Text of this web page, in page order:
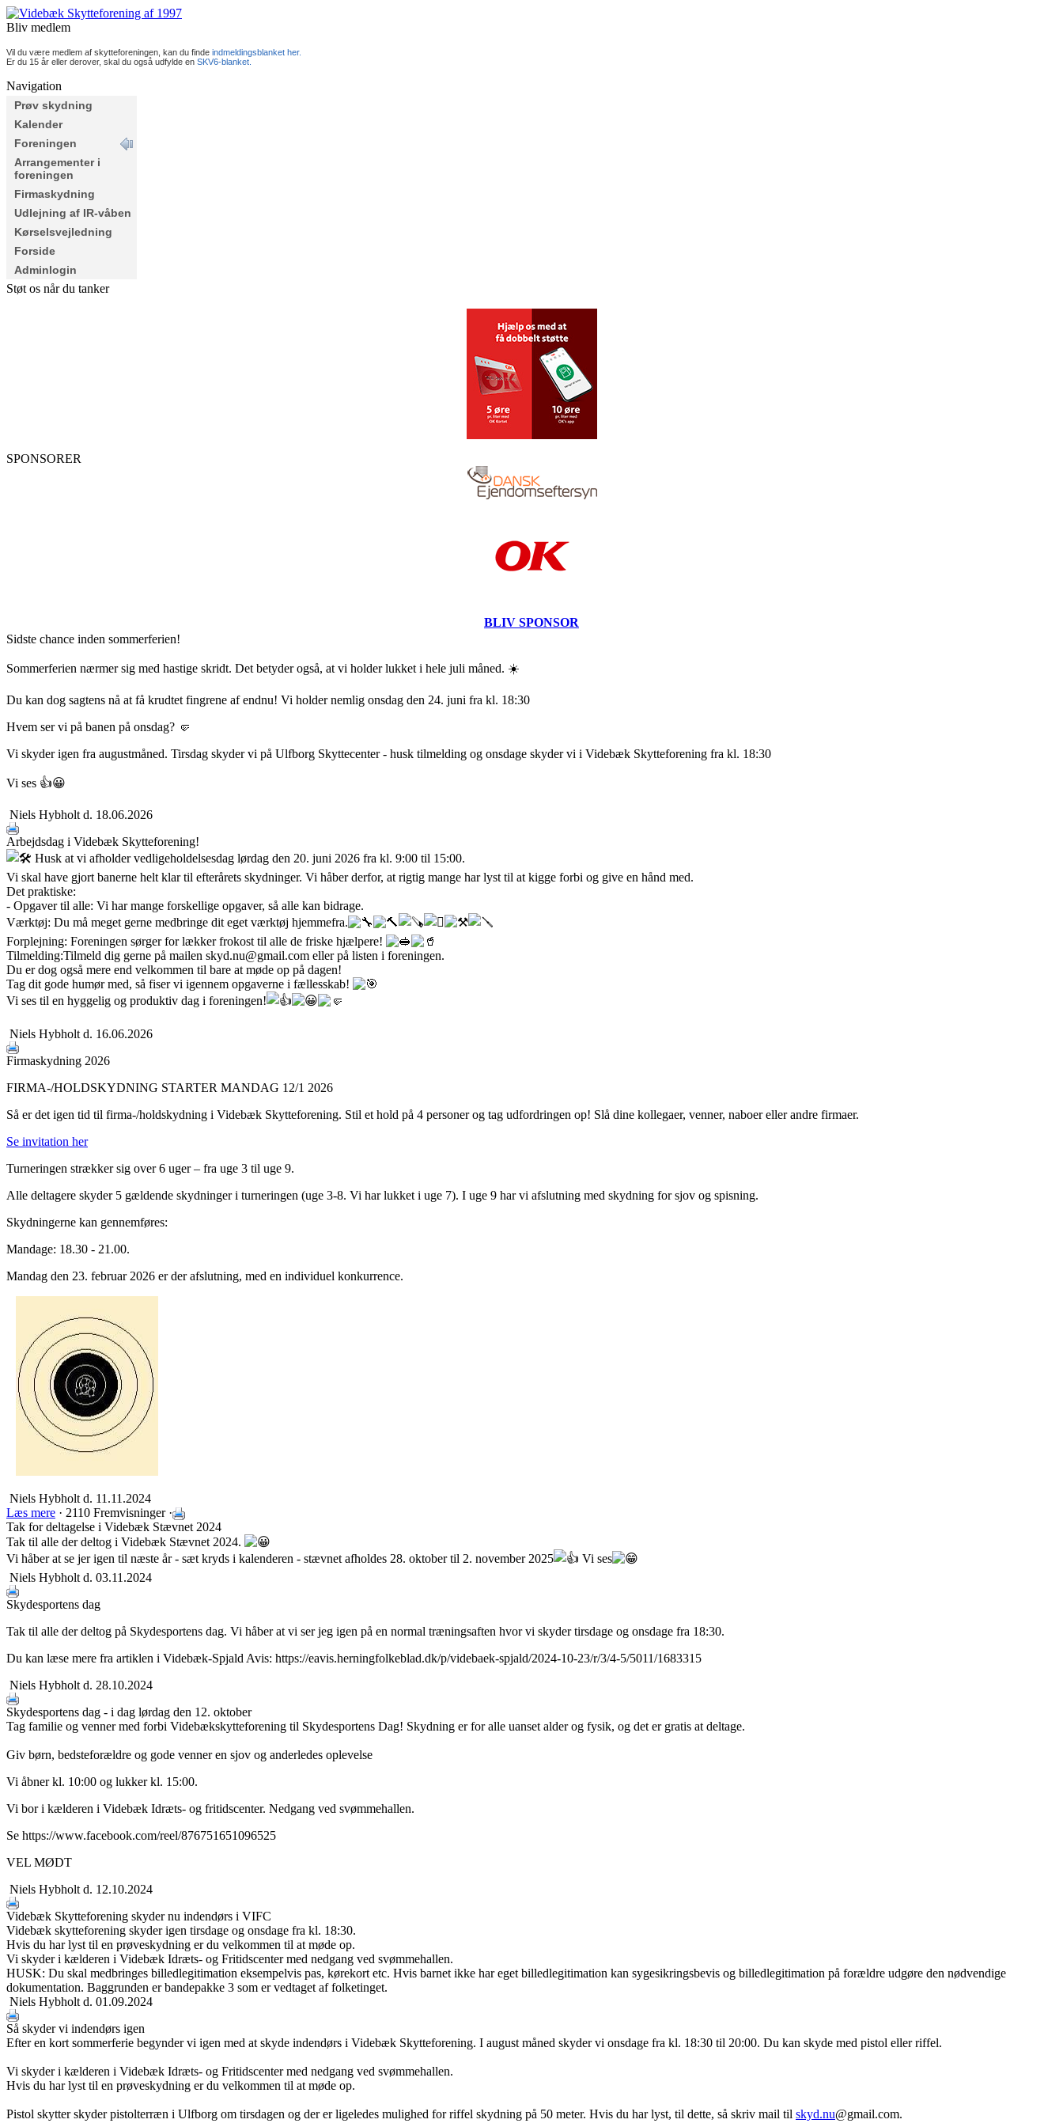
Bliv medlem
Vil du være medlem af skytteforeningen, kan du finde indmeldingsblanket her.
Er du 15 år eller derover, skal du også udfylde en SKV6-blanket.
Navigation
Prøv skydning
Kalender
Foreningen
Arrangementer i
foreningen
Firmaskydning
Udlejning af IR-våben
Kørselsvejledning
Forside
Adminlogin
Støt os når du tanker
SPONSORER
BLIV SPONSOR
Sidste chance inden sommerferien!
Sommerferien nærmer sig med hastige skridt. Det betyder også, at vi holder lukket i hele juli måned. ☀️
Du kan dog sagtens nå at få krudtet fingrene af endnu! Vi holder nemlig onsdag den 24. juni fra kl. 18:30
Hvem ser vi på banen på onsdag? 🤛
Vi skyder igen fra augustmåned. Tirsdag skyder vi på Ulfborg Skyttecenter - husk tilmelding og onsdage skyder vi i Videbæk Skytteforening fra kl. 18:30
Vi ses 👍😀
Niels Hybholt d. 18.06.2026
Arbejdsdag i Videbæk Skytteforening!
Husk at vi afholder vedligeholdelsesdag lørdag den 20. juni 2026 fra kl. 9:00 til 15:00.
Vi skal have gjort banerne helt klar til efterårets skydninger. Vi håber derfor, at rigtig mange har lyst til at kigge forbi og give en hånd med.
Det praktiske:
- Opgaver til alle: Vi har mange forskellige opgaver, så alle kan bidrage.
Værktøj: Du må meget gerne medbringe dit eget værktøj hjemmefra.
Forplejning: Foreningen sørger for lækker frokost til alle de friske hjælpere!
Tilmelding:Tilmeld dig gerne på mailen skyd.nu@gmail.com eller på listen i foreningen.
Du er dog også mere end velkommen til bare at møde op på dagen!
Tag dit gode humør med, så fiser vi igennem opgaverne i fællesskab!
Vi ses til en hyggelig og produktiv dag i foreningen!
Niels Hybholt d. 16.06.2026
Firmaskydning 2026
FIRMA-/HOLDSKYDNING STARTER MANDAG 12/1 2026
Så er det igen tid til firma-/holdskydning i Videbæk Skytteforening. Stil et hold på 4 personer og tag udfordringen op! Slå dine kollegaer, venner, naboer eller andre firmaer.
Se invitation her
Turneringen strækker sig over 6 uger – fra uge 3 til uge 9.
Alle deltagere skyder 5 gældende skydninger i turneringen (uge 3-8. Vi har lukket i uge 7). I uge 9 har vi afslutning med skydning for sjov og spisning.
Skydningerne kan gennemføres:
Mandage: 18.30 - 21.00.
Mandag den 23. februar2026 er der afslutning, med en individuel konkurrence.
Niels Hybholt d. 11.11.2024
Læs mere · 2110 Fremvisninger ·
Tak for deltagelse i Videbæk Stævnet 2024
Tak til alle der deltog i Videbæk Stævnet 2024.
Vi håber at se jer igen til næste år - sæt kryds i kalenderen - stævnet afholdes 28. oktober til 2. november 2025
Vi ses
Niels Hybholt d. 03.11.2024
Skydesportens dag
Tak til alle der deltog på Skydesportens dag. Vi håber at vi ser jeg igen på en normal træningsaften hvor vi skyder tirsdage og onsdage fra 18:30.
Du kan læse mere fra artiklen i Videbæk-Spjald Avis: https://eavis.herningfolkeblad.dk/p/videbaek-spjald/2024-10-23/r/3/4-5/5011/1683315
Niels Hybholt d. 28.10.2024
Skydesportens dag - i dag lørdag den 12. oktober
Tag familie og venner med forbi Videbækskytteforening til Skydesportens Dag! Skydning er for alle uanset alder og fysik, og det er gratis at deltage.
Giv børn, bedsteforældre og gode venner en sjov og anderledes oplevelse
Vi åbner kl. 10:00 og lukker kl. 15:00.
Vi bor i kælderen i Videbæk Idræts- og fritidscenter. Nedgang ved svømmehallen.
Se https://www.facebook.com/reel/876751651096525
VEL MØDT
Niels Hybholt d. 12.10.2024
Videbæk Skytteforening skyder nu indendørs i VIFC
Videbæk skytteforening skyder igen tirsdage og onsdage fra kl. 18:30.
Hvis du har lyst til en prøveskydning er du velkommen til at møde op.
Vi skyder i kælderen i Videbæk Idræts- og Fritidscenter med nedgang ved svømmehallen.
HUSK: Du skal medbringes billedlegitimation eksempelvis pas, kørekort etc. Hvis barnet ikke har eget billedlegitimation kan sygesikringsbevis og billedlegitimation på forældre udgøre den nødvendige
dokumentation. Baggrunden er bandepakke 3 som er vedtaget af folketinget.
Niels Hybholt d. 01.09.2024
Så skyder vi indendørs igen
Efter en kort sommerferie begynder vi igen med at skyde indendørs i Videbæk Skytteforening. I august måned skyder vi onsdage fra kl. 18:30 til 20:00. Du kan skyde med pistol eller riffel.
Vi skyder i kælderen i Videbæk Idræts- og Fritidscenter med nedgang ved svømmehallen.
Hvis du har lyst til en prøveskydning er du velkommen til at møde op.
Pistol skytter skyder pistolterræn i Ulfborg om tirsdagen og der er ligeledes mulighed for riffel skydning på 50 meter. Hvis du har lyst, til dette, så skriv mail til skyd.nu@gmail.com.